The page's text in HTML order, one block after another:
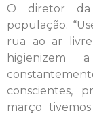
O diretor da
população.
rua ao ar
conscientes,
março